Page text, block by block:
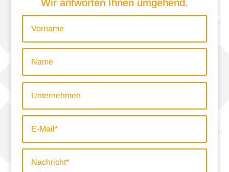
Wir ant­wor­ten Ihnen umgehend.